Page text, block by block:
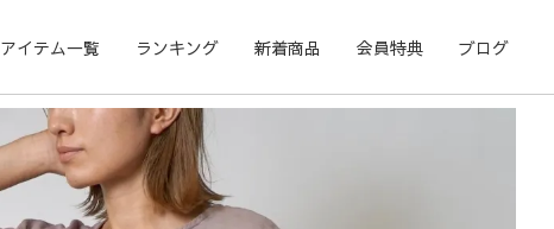
アイテム一覧 ランキング 新着商品 会員特典 ブログ